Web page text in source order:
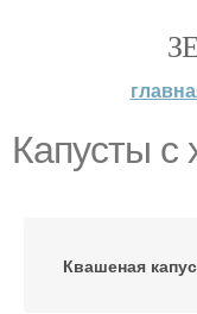
Капусты с
Квашеная